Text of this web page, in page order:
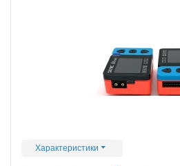
Характеристики